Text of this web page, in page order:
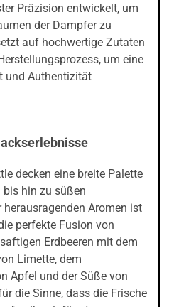
Präzision entwickelt, um
der Dampfer zu
auf hochwertige Zutaten
um eine
und Authentizität
decken eine breite Palette
hin zu süßen
herausragenden Aromen ist
perfekte Fusion von
Erdbeeren mit dem
Limette, dem
Apfel und der Süße von
die Sinne, dass die Frische